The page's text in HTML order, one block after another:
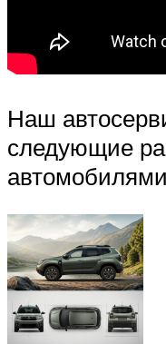
Наш
следующие